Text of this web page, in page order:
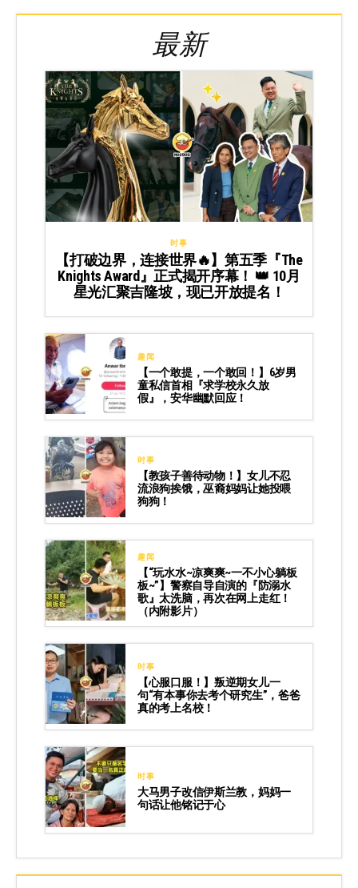
最新
时事
【打破边界，连接世界🔥】第五季『The
Knights Award』正式揭开序幕！ 👑 10月
星光汇聚吉隆坡，现已开放提名！
趣闻
【一个敢提，一个敢回！】6岁男
童私信首相『求学校永久放
假』，安华幽默回应！
时事
【教孩子善待动物！】女儿不忍
流浪狗挨饿，巫裔妈妈让她投喂
狗狗！
趣闻
【“玩水水~凉爽爽~一不小心躺板
板~”】警察自导自演的『防溺水
歌』太洗脑，再次在网上走红！
（内附影片）
时事
【心服口服！】叛逆期女儿一
句“有本事你去考个研究生”，爸爸
真的考上名校！
时事
大马男子改信伊斯兰教，妈妈一
句话让他铭记于心